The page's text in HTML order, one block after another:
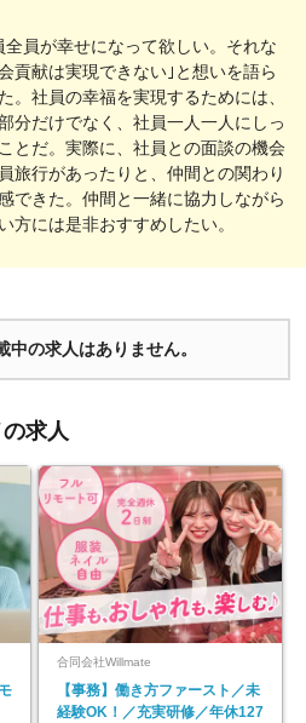
員が幸せになって欲しい。それな
貢献は実現できない｣と想いを語ら
。社員の幸福を実現するためには、
分だけでなく、社員一人一人にしっ
とだ。実際に、社員との面談の機会
旅行があったりと、仲間との関わり
できた。仲間と一緒に協力しながら
方には是非おすすめしたい。
の求人はありません。
求人
合同会社Willmate
【事務】働き方ファースト／未
経験OK！／充実研修／年休127